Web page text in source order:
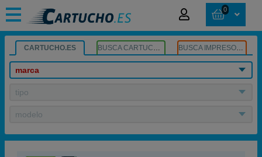
0
CARTUCHO.ES BUSCA CARTUCHOS BUSCA IMPRESORA
marca
tipo
modelo